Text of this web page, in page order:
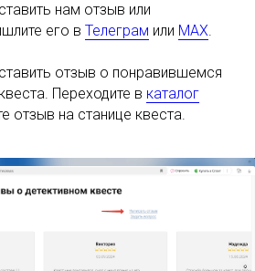
нам отзыв или
его в Телеграм или MAX.
отзыв о понравившемся
Переходите в каталог
отзыв на станице квеста.